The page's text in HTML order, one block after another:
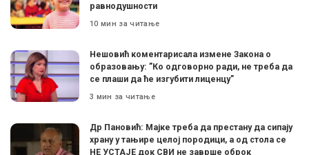
равнодушности
10 мин за читање
Нешовић коментарисала измене Закона о
образовању: ”Ко одговорно ради, не треба да
се плаши да ће изгубити лиценцу”
3 мин за читање
Др Пановић: Мајке треба да престану да сипају
храну у тањире целој породици, а од стола се
НЕ УСТАЈЕ док СВИ не заврше оброк